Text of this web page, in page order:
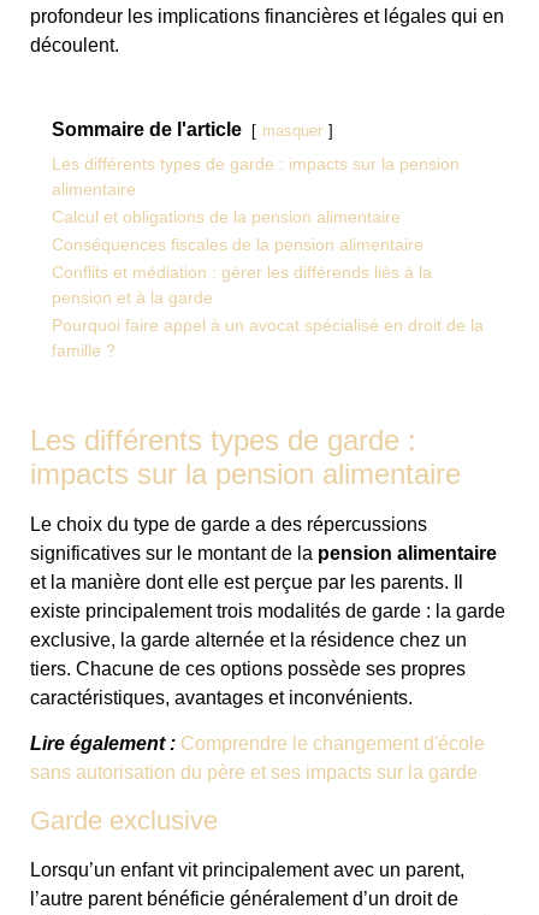
profondeur les implications financières et légales qui en
découlent.
Sommaire de l'article masquer
Les différents types de garde : impacts sur la pension
alimentaire
Calcul et obligations de la pension alimentaire
Conséquences fiscales de la pension alimentaire
Conflits et médiation : gérer les différends liés à la
pension et à la garde
Pourquoi faire appel à un avocat spécialisé en droit de la
famille ?
Les différents types de garde :
impacts sur la pension alimentaire
Le choix du type de garde a des répercussions
significatives sur le montant de la pension alimentaire
et la manière dont elle est perçue par les parents. Il
existe principalement trois modalités de garde : la garde
exclusive, la garde alternée et la résidence chez un
tiers. Chacune de ces options possède ses propres
caractéristiques, avantages et inconvénients.
Lire également : Comprendre le changement d'école
sans autorisation du père et ses impacts sur la garde
Garde exclusive
Lorsqu’un enfant vit principalement avec un parent,
l’autre parent bénéficie généralement d’un droit de